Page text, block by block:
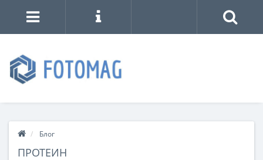
Блог
ПРОТЕИН